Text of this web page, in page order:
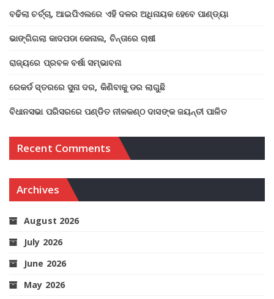
ବଢିଲା ଚର୍ଚ୍ଚା, ଆଇପିଏଲରେ ଏହି ଦଳର ଅଧିନାୟକ ହେବେ ପାଣ୍ଡ୍ୟା
ଭାଙ୍ଗିଗଲା କାଦପଡା କେନାଲ, ଚିନ୍ତାରେ ଚାଷୀ
ରାଜ୍ୟରେ ପ୍ରବଳ ବର୍ଷା ସମ୍ଭାବନା
ରେକର୍ଡ ସ୍ତରରେ ସୁନା ଦର, କିଣିବାକୁ ଡର ଲାଗୁଛି
ବିଧାନସଭା ପରିସରରେ ପଣ୍ଡିତ ନୀଳକଣ୍ଠ ଦାସଙ୍କ ଜୟନ୍ତୀ ପାଳିତ
Recent Comments
Archives
August 2026
July 2026
June 2026
May 2026